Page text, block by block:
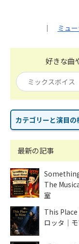
｜ ミュ
最新の記事
The
室
This Place
ロッタ｜
好きな曲
カテゴリーと演目の